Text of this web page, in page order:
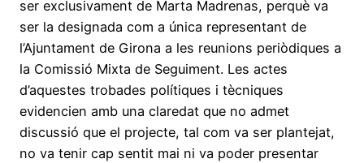
ser exclusivament de Marta Madrenas, perquè va
ser la designada com a única representant de
l’Ajuntament de Girona a les reunions periòdiques a
la Comissió Mixta de Seguiment. Les actes
d’aquestes trobades polítiques i tècniques
evidencien amb una claredat que no admet
discussió que el projecte, tal com va ser plantejat,
no va tenir cap sentit mai ni va poder presentar